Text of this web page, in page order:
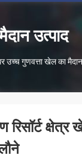
उत्पाद
गुणवत्ता खेल का